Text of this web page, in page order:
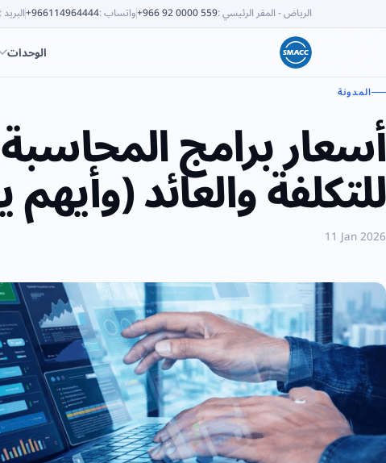
الرياض - المقر الرئيسي:
+966 92 0000 559واتساب:
+966114964444البريد:
الوحدات
المدونة
أسعار برامج
للتكلفة والعائد
11 Jan 2026